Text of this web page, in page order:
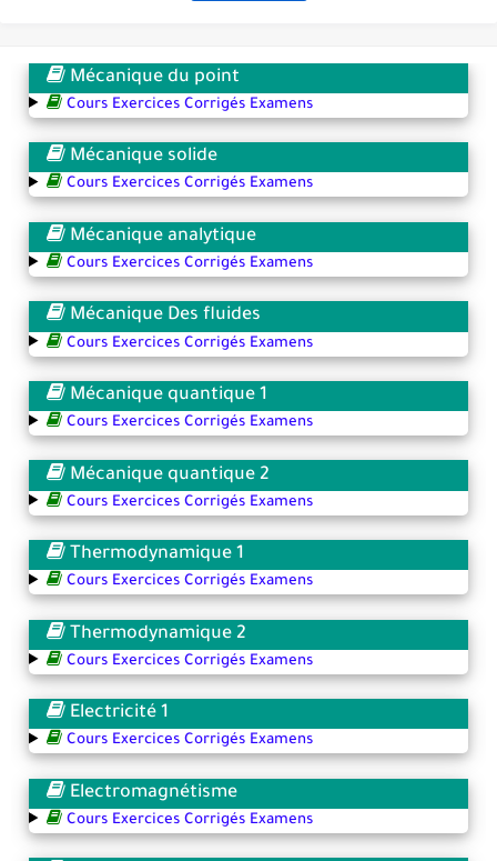
Mécanique du point
Cours Exercices Corrigés Examens
Mécanique solide
Cours Exercices Corrigés Examens
Mécanique analytique
Cours Exercices Corrigés Examens
Mécanique Des fluides
Cours Exercices Corrigés Examens
Mécanique quantique 1
Cours Exercices Corrigés Examens
Mécanique quantique 2
Cours Exercices Corrigés Examens
Thermodynamique 1
Cours Exercices Corrigés Examens
Thermodynamique 2
Cours Exercices Corrigés Examens
Electricité 1
Cours Exercices Corrigés Examens
Electromagnétisme
Cours Exercices Corrigés Examens